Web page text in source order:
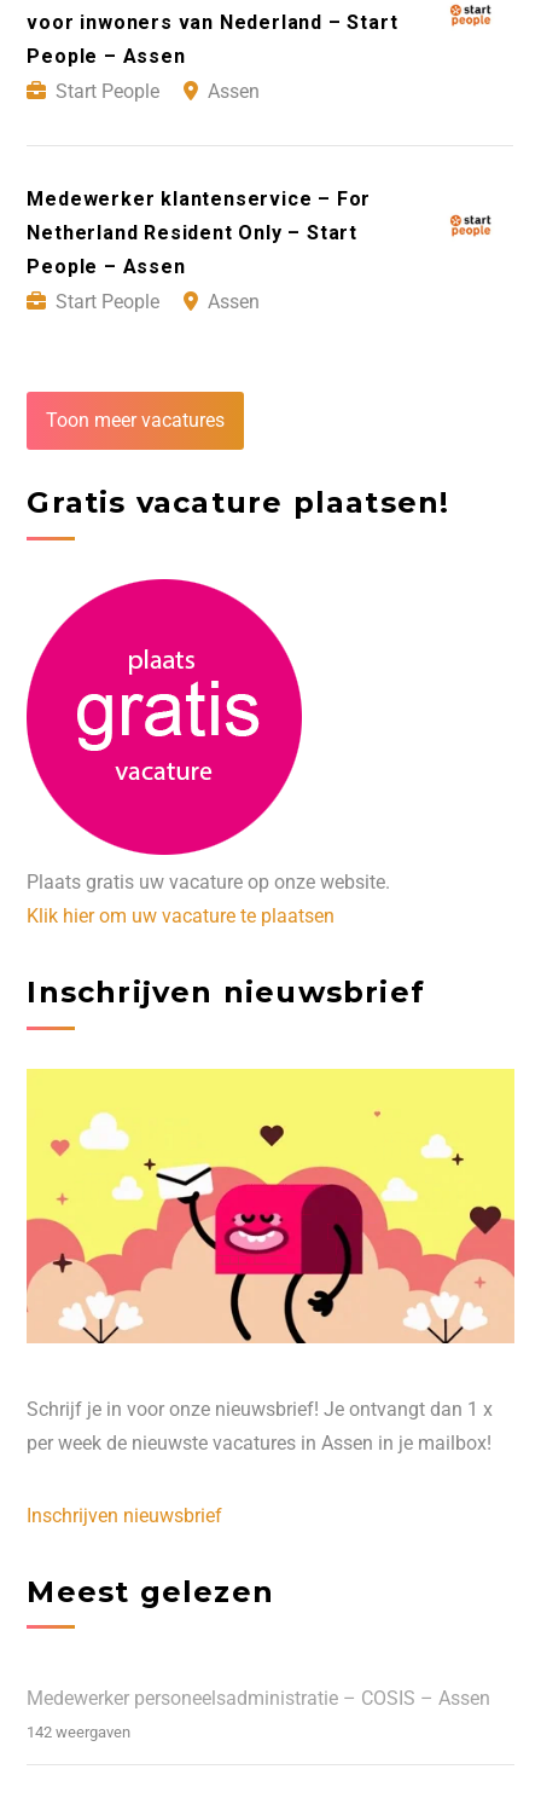
voor inwoners van Nederland – Start
People – Assen
Start People
Assen
Medewerker klantenservice – For
Netherland Resident Only – Start
People – Assen
Start People
Assen
Toon meer vacatures
Gratis vacature plaatsen!
Plaats gratis uw vacature op onze website.
Klik hier om uw vacature te plaatsen
Inschrijven nieuwsbrief
Schrijf je in voor onze nieuwsbrief! Je ontvangt dan 1 x
per week de nieuwste vacatures in Assen in je mailbox!
Inschrijven nieuwsbrief
Meest gelezen
Medewerker personeelsadministratie – COSIS – Assen
142 weergaven